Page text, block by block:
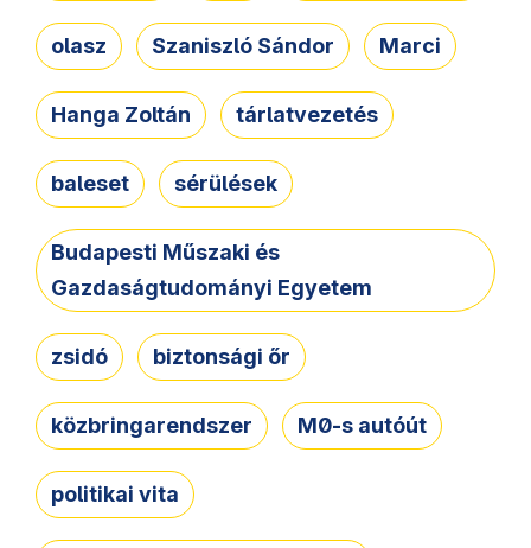
olasz Szaniszló Sándor Marci
Hanga Zoltán tárlatvezetés
baleset sérülések
Budapesti Műszaki és
Gazdaságtudományi Egyetem
zsidó biztonsági őr
közbringarendszer M0-s autóút
politikai vita